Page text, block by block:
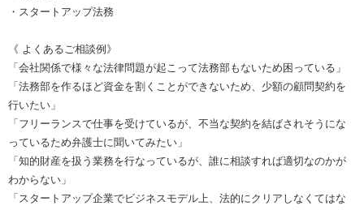
・スタートアップ法務
《 よくあるご相談例》
「会社関係で様々な法律問題が起こって法務部もないため困っている」
「法務部を作るほど資金を割くことができないため、少額の顧問契約を
行いたい」
「フリーランスで仕事を受けているが、不当な契約を結ばされそうにな
っているため弁護士に聞いてみたい」
「知的財産を扱う業務を行なっているが、誰に相談すれば適切なのかが
わからない」
「スタートアップ企業でビジネスモデル上、法的にクリアしなくてはな